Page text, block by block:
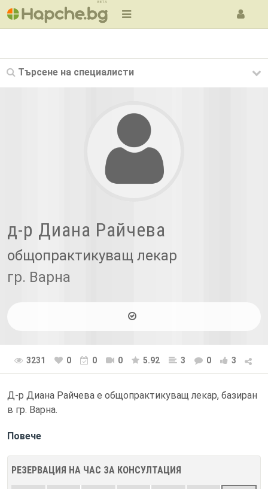
BETA
Търсене на специалисти
д-р Диана Райчева
общопрактикуващ лекар
гр. Варна
3231 0 0 0 5.92 3 0 3
Д-р Диана Райчева е общопрактикуващ лекар, базиран
в гр. Варна.
Повече
РЕЗЕРВАЦИЯ НА ЧАС ЗА КОНСУЛТАЦИЯ